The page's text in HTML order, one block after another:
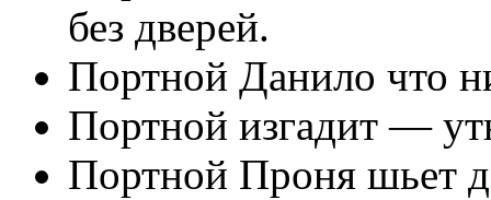
без дверей.
Портной Данило что
Портной изгадит —
Портной Проня шьет